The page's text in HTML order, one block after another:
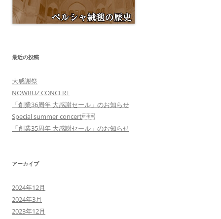
最近の投稿
大感謝祭
NOWRUZ CONCERT
「創業36周年 大感謝セール」のお知らせ
Special summer concert
「創業35周年 大感謝セール」のお知らせ
アーカイブ
2024年12月
2024年3月
2023年12月